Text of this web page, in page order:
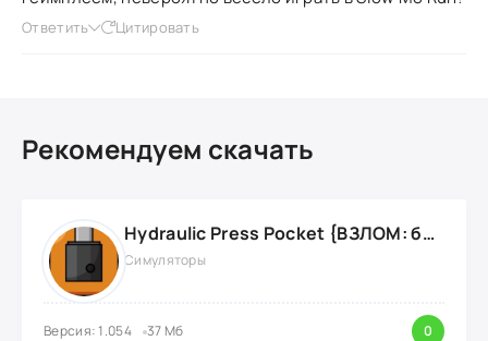
Ответить Цитировать
Рекомендуем скачать
Hydraulic Press Pocket {ВЗЛОМ: бесконечные деньги}
Симуляторы
Версия: 1.054 37 Мб 0